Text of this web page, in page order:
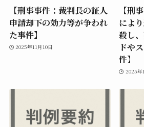
【刑事事件：裁判長の証人
申請却下の効力等が争われ
た事件】
2025年11月10日
【刑
によ
殺し
ドや
件】
2025年